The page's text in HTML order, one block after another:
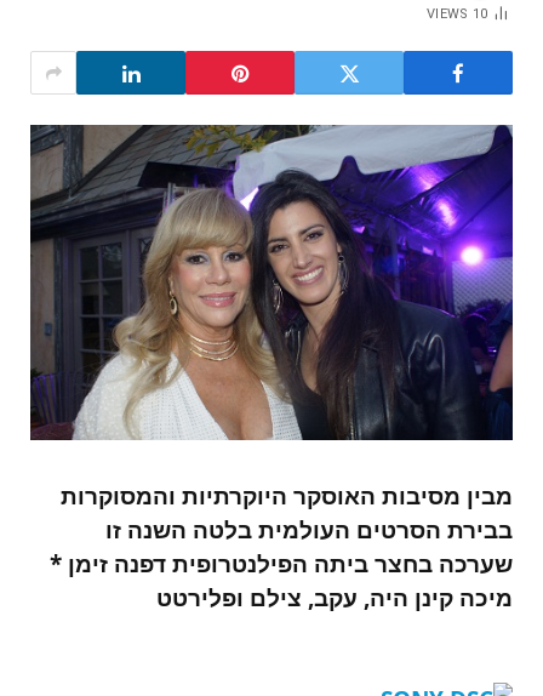
10
VIEWS
מבין מסיבות האוסקר היוקרתיות והמסוקרות
בבירת הסרטים העולמית בלטה השנה זו
שערכה בחצר ביתה הפילנטרופית דפנה זימן *
מיכה קינן היה, עקב, צילם ופלירטט